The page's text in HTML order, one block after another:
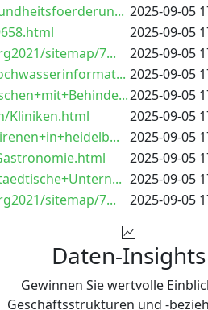
2025-09-05
2025-09-05
sitemap/7...
2025-09-05
2025-09-05
2025-09-05
Kliniken.html
2025-09-05
2025-09-05
2025-09-05
2025-09-05
sitemap/7... 2025-09-05
Daten-Insights
Gewinnen Sie wertvolle
Geschäftsstrukturen und -